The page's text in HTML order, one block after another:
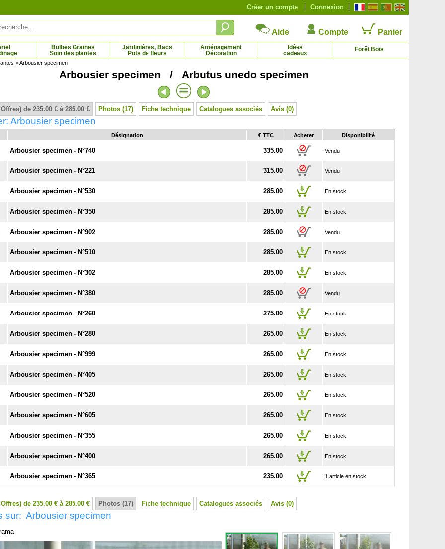
Connexion
Créer un compte
Aide Compte Panier
Bulbes Graines
Soin des plantes
Jardinières, Bacs
Pots de fleurs
Aménagement
Décoration
Idées
cadeaux
Forêt Bois
> Arbousier specimen
Arbousier specimen / Arbutus unedo specimen
de 235.00 € à 285.00 € Photos (17) Fiche technique Catalogues associés Avis (0)
Arbousier specimen
Désignation € TTC Acheter Disponibilité
Arbousier specimen - N°740 335.00 Vendu
Arbousier specimen - N°221 315.00 Vendu
Arbousier specimen - N°530 285.00 En stock
Arbousier specimen - N°350 285.00 En stock
Arbousier specimen - N°902 285.00 Vendu
Arbousier specimen - N°510 285.00 En stock
Arbousier specimen - N°302 285.00 En stock
Arbousier specimen - N°380 285.00 Vendu
Arbousier specimen - N°260 275.00 En stock
Arbousier specimen - N°280 265.00 En stock
Arbousier specimen - N°999 265.00 En stock
Arbousier specimen - N°405 265.00 En stock
Arbousier specimen - N°520 265.00 En stock
Arbousier specimen - N°605 265.00 En stock
Arbousier specimen - N°355 265.00 En stock
Arbousier specimen - N°400 265.00 En stock
Arbousier specimen - N°365 235.00 1 article en stock
de 235.00 € à 285.00 € Photos (17) Fiche technique Catalogues associés Avis (0)
sur: Arbousier specimen